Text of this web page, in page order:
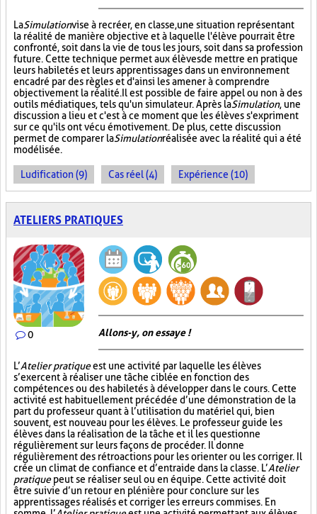
LaSimulationvise à recréer, en classe, une situation représentant
la réalité de manière objective et à laquelle l'élève pourrait être
confronté, soit dans la vie de tous les jours, soit dans sa profession
future. Cette technique permet aux élèves de mettre en pratique
leurs habiletés et leurs apprentissages dans un environnement
encadré par des règles et d'ainsi les amener à comprendre
objectivement la réalité. Il est possible de faire appel ou non à des
outils médiatiques, tels qu'un simulateur. Après laSimulation, une
discussion a lieu et c'est à ce moment que les élèves s'expriment
sur ce qu'ils ont vécu émotivement. De plus, cette discussion
permet de comparer laSimulationréalisée avec la réalité qui a été
modélisée.
Ludification (9) Cas réel (4) Expérience (10)
ATELIERS PRATIQUES
0 Allons-y, on essaye !
L’Atelier pratiqueest une activité par laquelle les élèves
s’exercent à réaliser une tâche ciblée en fonction des
compétences ou des habiletés à développer dans le cours. Cette
activité est habituellement précédée d’une démonstration de la
part du professeur quant à l’utilisation du matériel qui, bien
souvent, est nouveau pour les élèves. Le professeur guide les
élèves dans la réalisation de la tâche et il les questionne
régulièrement sur leurs façons de procéder. Il donne
régulièrement des rétroactions pour les orienter ou les corriger. Il
crée un climat de confiance et d’entraide dans la classe. L’Atelier
pratiquepeut se réaliser seul ou en équipe. Cette activité doit
être suivie d’un retour en plénière pour conclure sur les
apprentissages réalisés et corriger les erreurs commises. En